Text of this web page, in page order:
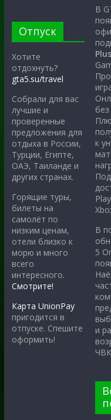
Отпуск
Хотите
отдохнуть?
gta5.su/travel
Собрали для вас
лучшие и
проверенные
предложения для
отдыха в России,
Турции, Египте,
ОАЭ, Таиланде и
других странах.
Горящие туры,
билеты на
самолёт по
низким ценам,
отели близко к
морю и много
всего
интересного.
Смотрите!
Карта UnionPay
пригодится в
отпуске. Спешите
оформить!
В
Plus
к
В
5
и